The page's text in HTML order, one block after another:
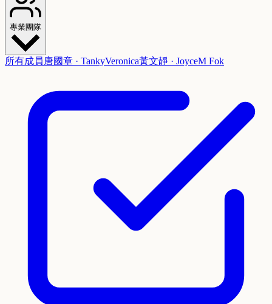
專業團隊
所有成員 唐國章 · TankyVeronica黃文靜 · JoyceM Fok